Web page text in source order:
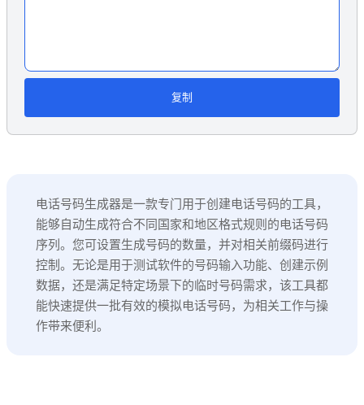
复制
电话号码生成器是一款专门用于创建电话号码的工具，
能够自动生成符合不同国家和地区格式规则的电话号码
序列。您可设置生成号码的数量，并对相关前缀码进行
控制。无论是用于测试软件的号码输入功能、创建示例
数据，还是满足特定场景下的临时号码需求，该工具都
能快速提供一批有效的模拟电话号码，为相关工作与操
作带来便利。